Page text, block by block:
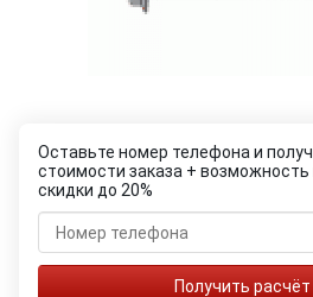
Оставьте номер телефона и
стоимости заказа +
скидки до 20%